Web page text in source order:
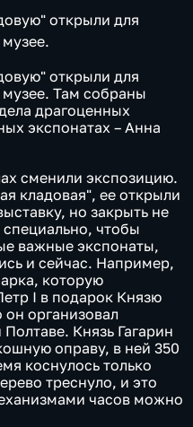
открыли для
открыли для
Там собраны
драгоценных
экспонатах – Анна
сменили экспозицию.
кладовая", ее открыли
но закрыть не
чтобы
важные экспонаты,
и сейчас. Например,
которую
I в подарок Князю
он организовал
Князь Гагарин
оправу, в ней 350
коснулось только
треснуло, и это
часов можно